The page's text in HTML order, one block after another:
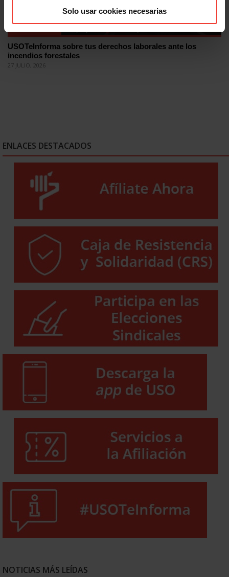
Solo usar cookies necesarias
USOTeInforma sobre tus derechos laborales ante los
incendios forestales
27 JULIO, 2026
ENLACES DESTACADOS
NOTICIAS MÁS LEÍDAS